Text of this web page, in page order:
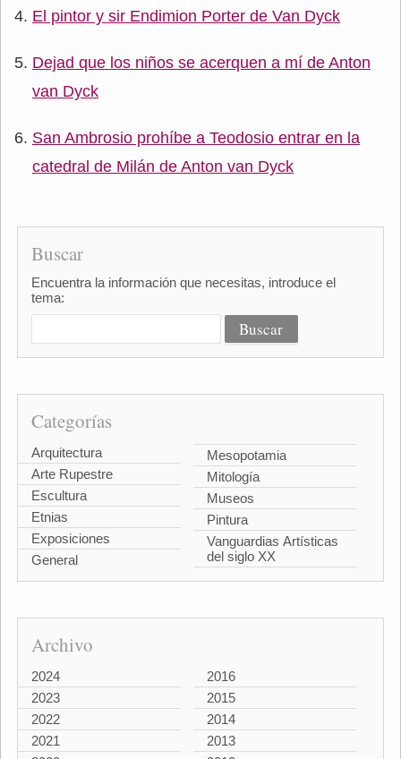
El pintor y sir Endimion Porter de Van Dyck
Dejad que los niños se acerquen a mí de Anton
van Dyck
San Ambrosio prohíbe a Teodosio entrar en la
catedral de Milán de Anton van Dyck
Buscar
Encuentra la información que necesitas, introduce el
tema:
Categorías
Arquitectura
Arte Rupestre
Escultura
Etnias
Exposiciones
General
Mesopotamia
Mitología
Museos
Pintura
Vanguardias Artísticas
del siglo XX
Archivo
2024
2023
2022
2021
2016
2015
2014
2013